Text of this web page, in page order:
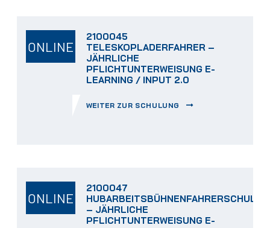
ONLINE
2100045
TELESKOPLADERFAHRER –
JÄHRLICHE
PFLICHTUNTERWEISUNG E-
LEARNING / INPUT 2.0
WEITER ZUR SCHULUNG
ONLINE
2100047
– JÄHRLICHE
PFLICHTUNTERWEISUNG E-